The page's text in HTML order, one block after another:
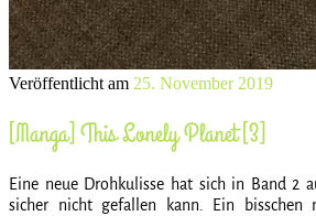
Veröffentlicht am 25. November 2019
[Manga] This Lonely Planet [3]
Eine neue Drohkulisse hat sich in Band 2
sicher nicht gefallen kann. Ein bisschen